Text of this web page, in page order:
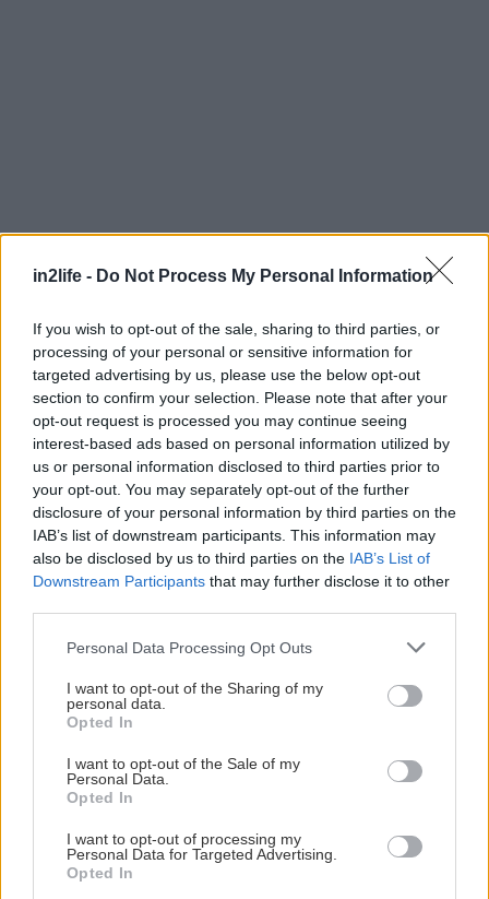
in2life - Do Not Process My Personal Information
If you wish to opt-out of the sale, sharing to third parties, or
processing of your personal or sensitive information for
targeted advertising by us, please use the below opt-out
section to confirm your selection. Please note that after your
opt-out request is processed you may continue seeing
interest-based ads based on personal information utilized by
us or personal information disclosed to third parties prior to
your opt-out. You may separately opt-out of the further
disclosure of your personal information by third parties on the
IAB’s list of downstream participants. This information may
also be disclosed by us to third parties on the IAB’s List of
Downstream Participants that may further disclose it to other
Please note that this website/app uses one or more Google
not limited to your visit or usage behaviour. You may click to
grant or deny consent to Google and its third-party tags to
use your data for below specified purposes in below Google
consent section.
Personal Data Processing Opt Outs
I want to opt-out of the Sharing of my
personal data.
Opted In
I want to opt-out of the Sale of my
Personal Data.
Opted In
I want to opt-out of processing my
Personal Data for Targeted Advertising.
Opted In